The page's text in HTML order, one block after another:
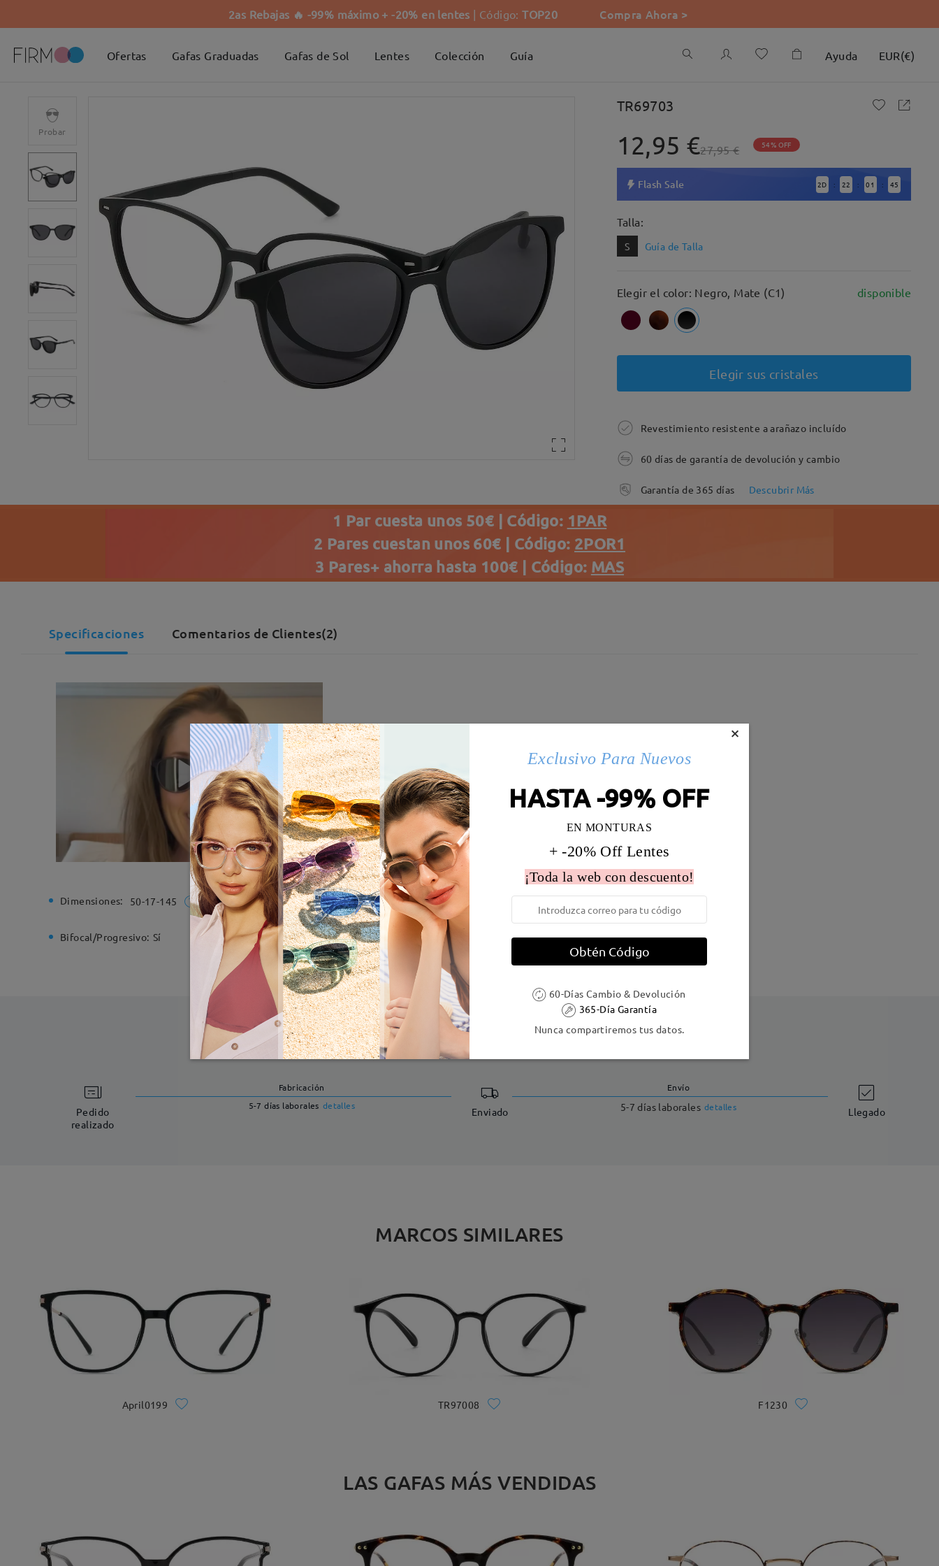
2as Rebajas 🔥 -99% máximo + -20% en lentes | Código:TOP20 Compra Ahora >
Ofertas Gafas Graduadas Gafas de Sol Lentes Colección Guía Ayuda EUR(€)
Probar
TR69703
12,95 €27,95 € 54% OFF
Flash Sale 2D : 22 : 01 : 44
Talla:
S Guía de Talla
Elegir el color: Negro, Mate (C1) disponible
Elegir sus cristales
Revestimiento resistente a arañazo incluído
60 días de garantía de devolución y cambio
Garantía de 365 días Descubrir Más
1 Par cuesta unos 50€ | Código: 1PAR
2 Pares cuestan unos 60€ | Código: 2POR1
3 Pares+ ahorra hasta 100€ | Código: MAS
Specificaciones Comentarios de Clientes(2)
Dimensiones: 50-17-145 Ancho de la montura: 127 mm (Paqueño Diametro de lentes: 52 mm Peso:
Bifocal/Progresivo: Sí Bisagra de resorte: No Material de la montura: Tr
Pedido
realizado
Fabricación
5-7 días laborales detalles Enviado
Envío
5-7 días laborales detalles Llegado
MARCOS SIMILARES
April0199 TR97008 F1230
LAS GAFAS MÁS VENDIDAS
×
Exclusivo Para Nuevos
HASTA -99% OFF
EN MONTURAS
+ -20% Off Lentes
¡Toda la web con descuento!
Obtén Código
60-Días Cambio & Devolución
365-Día Garantía
Nunca compartiremos tus datos.